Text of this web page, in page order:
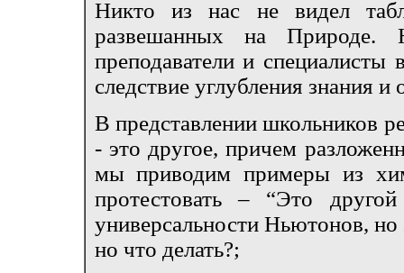
Никто из нас не видел
развешанных на Природе.
преподаватели и
следствие углубления знания
В представлении школьников
- это другое, причем
мы приводим примеры из
протестовать – “Это
универсальности Ньютонов,
но что делать?;